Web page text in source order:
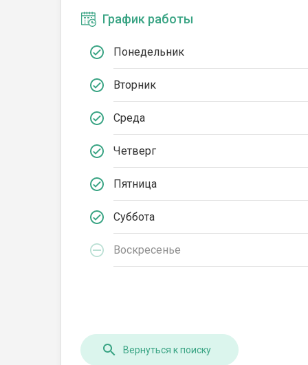
График работы
Понедельник
Вторник
Среда
Четверг
Пятница
Суббота
Воскресенье
Вернуться к поиску